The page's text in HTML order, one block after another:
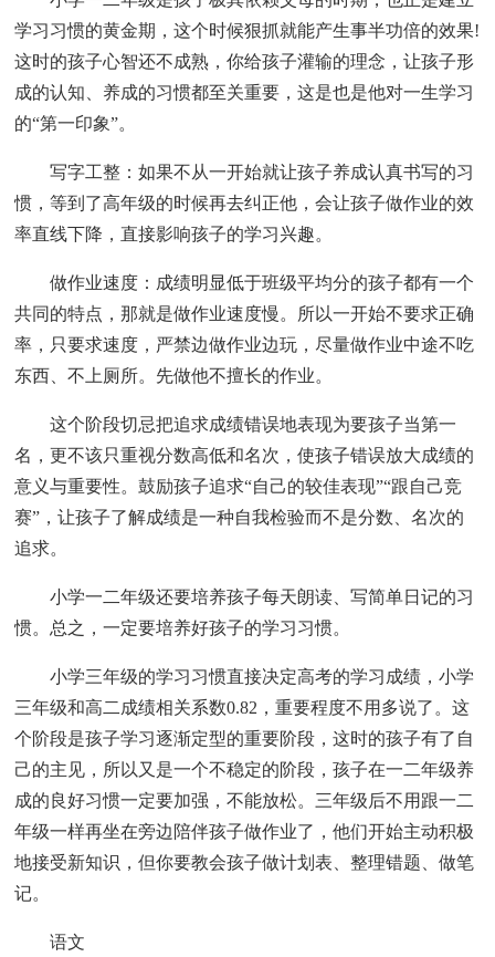
学习习惯的黄金期，这个时候狠抓就能产生事半功倍的效果!
这时的孩子心智还不成熟，你给孩子灌输的理念，让孩子形
成的认知、养成的习惯都至关重要，这是也是他对一生学习
的“第一印象”。
写字工整：如果不从一开始就让孩子养成认真书写的习
惯，等到了高年级的时候再去纠正他，会让孩子做作业的效
率直线下降，直接影响孩子的学习兴趣。
做作业速度：成绩明显低于班级平均分的孩子都有一个
共同的特点，那就是做作业速度慢。所以一开始不要求正确
率，只要求速度，严禁边做作业边玩，尽量做作业中途不吃
东西、不上厕所。先做他不擅长的作业。
这个阶段切忌把追求成绩错误地表现为要孩子当第一
名，更不该只重视分数高低和名次，使孩子错误放大成绩的
意义与重要性。鼓励孩子追求“自己的较佳表现”“跟自己竞
赛”，让孩子了解成绩是一种自我检验而不是分数、名次的
追求。
小学一二年级还要培养孩子每天朗读、写简单日记的习
惯。总之，一定要培养好孩子的学习习惯。
小学三年级的学习习惯直接决定高考的学习成绩，小学
三年级和高二成绩相关系数0.82，重要程度不用多说了。这
个阶段是孩子学习逐渐定型的重要阶段，这时的孩子有了自
己的主见，所以又是一个不稳定的阶段，孩子在一二年级养
成的良好习惯一定要加强，不能放松。三年级后不用跟一二
年级一样再坐在旁边陪伴孩子做作业了，他们开始主动积极
地接受新知识，但你要教会孩子做计划表、整理错题、做笔
记。
语文